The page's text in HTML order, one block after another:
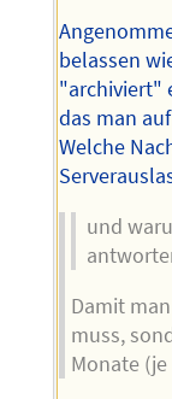
belassen
"archiviert"
das man
Welche
und
Damit
muss,
Monate